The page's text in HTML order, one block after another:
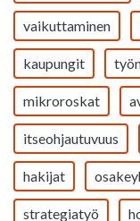
vaikuttaminen
kaupungit
mikroroskat
itseohjautuvuus
hakijat
strategiatyö